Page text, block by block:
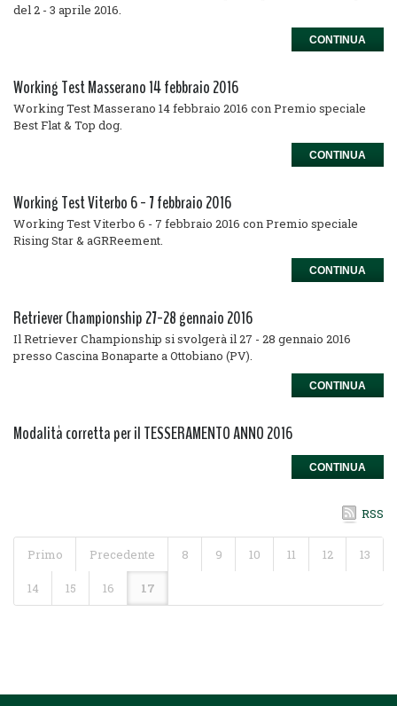
del 2 - 3 aprile 2016.
CONTINUA
Working Test Masserano 14 febbraio 2016
Working Test Masserano 14 febbraio 2016 con Premio speciale
Best Flat & Top dog.
CONTINUA
Working Test Viterbo 6 - 7 febbraio 2016
Working Test Viterbo 6 - 7 febbraio 2016 con Premio speciale
Rising Star & aGRReement.
CONTINUA
Retriever Championship 27-28 gennaio 2016
Il Retriever Championship si svolgerà il 27 - 28 gennaio 2016
presso Cascina Bonaparte a Ottobiano (PV).
CONTINUA
Modalità corretta per il TESSERAMENTO ANNO 2016
CONTINUA
RSS
Primo Precedente 8 9 10 11 12 13
14 15 16 17